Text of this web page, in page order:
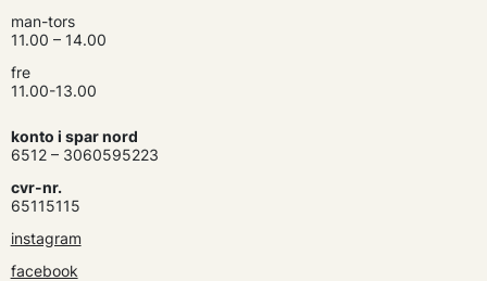
man-tors
11.00 – 14.00
fre
11.00-13.00
konto i spar nord
6512 – 3060595223
cvr-nr.
65115115
instagram
facebook